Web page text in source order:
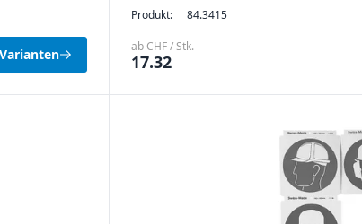
Produkt: 84.3415
ab CHF / Stk.
17.32